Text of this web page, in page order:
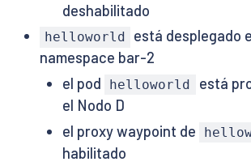
deshabilitado
helloworld
está desplegado
namespace bar-2
el pod
helloworld
está
el Nodo D
el proxy waypoint de
habilitado